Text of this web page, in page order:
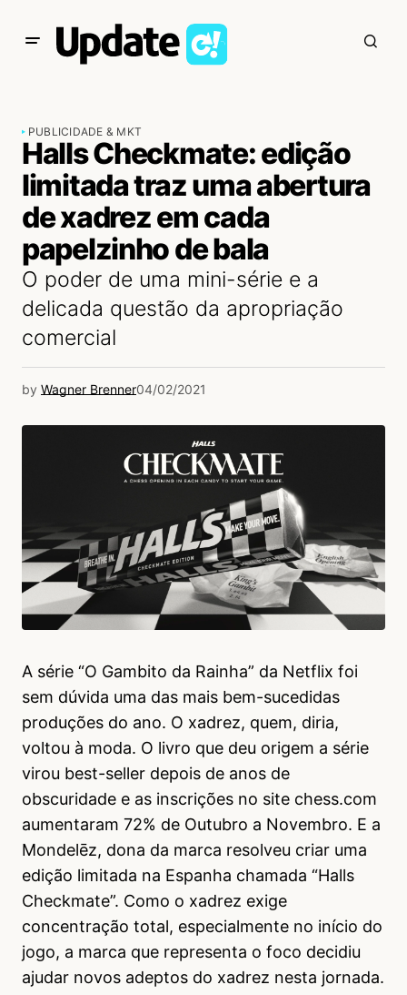
PUBLICIDADE & MKT
Halls Checkmate: edição
limitada traz uma abertura
de xadrez em cada
papelzinho de bala
O poder de uma mini-série e a
delicada questão da apropriação
comercial
by Wagner Brenner04/02/2021
A série “O Gambito da Rainha” da Netflix foi
sem dúvida uma das mais bem-sucedidas
produções do ano. O xadrez, quem, diria,
voltou à moda. O livro que deu origem a série
virou best-seller depois de anos de
obscuridade e as inscrições no site chess.com
aumentaram 72% de Outubro a Novembro. E a
Mondelēz, dona da marca resolveu criar uma
edição limitada na Espanha chamada “Halls
Checkmate”. Como o xadrez exige
concentração total, especialmente no início do
jogo, a marca que representa o foco decidiu
ajudar novos adeptos do xadrez nesta jornada.